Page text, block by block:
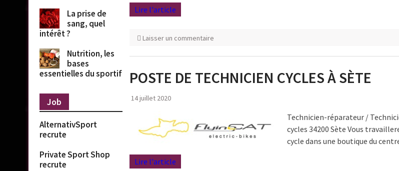
Lire l'article
Laisser un commentaire
POSTE DE TECHNICIEN CYCLES À SÈTE
14 juillet 2020
Technicien-réparateur /
cycles 34200 Sète Vous
cycle dans une boutique du
Lire l'article
La prise de
sang, quel
intérêt ?
Nutrition, les
bases
essentielles du sportif
Job
AlternativSport
recrute
Private Sport Shop
recrute